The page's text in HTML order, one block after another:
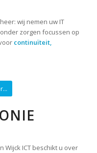
wij nemen uw IT
zorgen focussen op
continuïteit,
Wijck ICT beschikt u over